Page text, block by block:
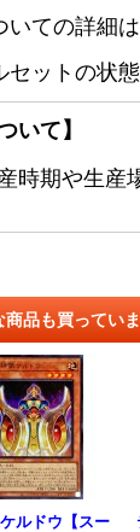
いての詳細は
ットの状
いて】
時期や生産
商品も買ってい
ルドウ【スー